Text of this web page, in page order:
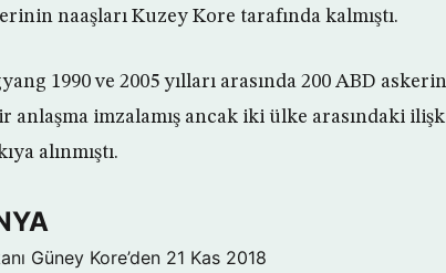
naaşları Kuzey Kore tarafında kalmıştı.
1990 ve 2005 yılları arasında 200 ABD
anlaşma imzalamış ancak iki ülke arasındaki
alınmıştı.
Güney Kore’den 21 Kas 2018